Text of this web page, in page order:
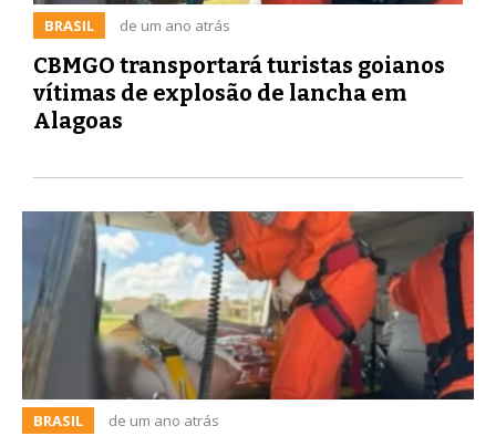
BRASIL de um ano atrás
CBMGO transportará turistas goianos
vítimas de explosão de lancha em
Alagoas
BRASIL de um ano atrás